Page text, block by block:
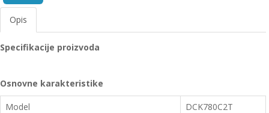
zavarivanje
i
Opis
Specifikacije proizvoda
Osnovne karakteristike
Model
DCK780C2T